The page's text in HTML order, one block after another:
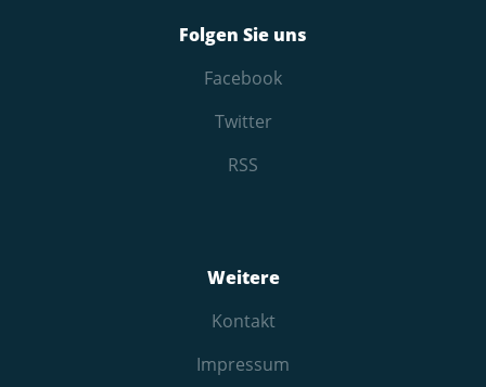
Folgen Sie uns
Facebook
Twitter
RSS
Weitere
Kontakt
Impressum